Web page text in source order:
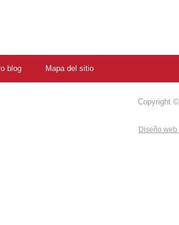
blog Mapa del sitio
Copyright ©
Diseño